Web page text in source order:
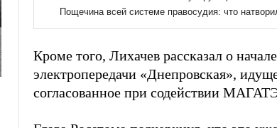
Кроме того, Лихачев рассказал о
электропередачи «Днепровская»,
согласованное при содействии